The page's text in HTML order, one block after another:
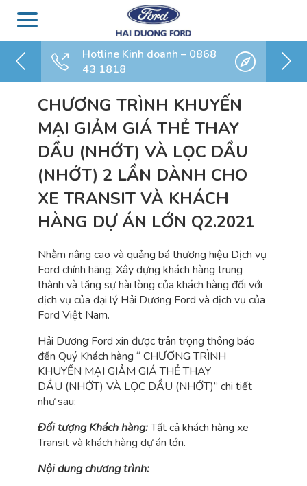
Hotline Kinh doanh – 0868
43 1818
CHƯƠNG TRÌNH KHUYẾN
MẠI GIẢM GIÁ THẺ THAY
DẦU (NHỚT) VÀ LỌC DẦU
(NHỚT) 2 LẦN DÀNH CHO
XE TRANSIT VÀ KHÁCH
HÀNG DỰ ÁN LỚN Q2.2021
Nhằm nâng cao và quảng bá thương hiệu Dịch vụ
Ford chính hãng; Xây dựng khách hàng trung
thành và tăng sự hài lòng của khách hàng đối với
dịch vụ của đại lý Hải Dương Ford và dịch vụ của
Ford Việt Nam.
Hải Dương Ford xin được trân trọng thông báo
đến Quý Khách hàng “ CHƯƠNG TRÌNH
KHUYẾN MẠI GIẢM GIÁ THẺ THAY
DẦU (NHỚT) VÀ LỌC DẦU (NHỚT)” chi tiết
như sau:
Đối tượng Khách hàng:Tất cả khách hàng xe
Transit và khách hàng dự án lớn.
Nội dung chương trình: